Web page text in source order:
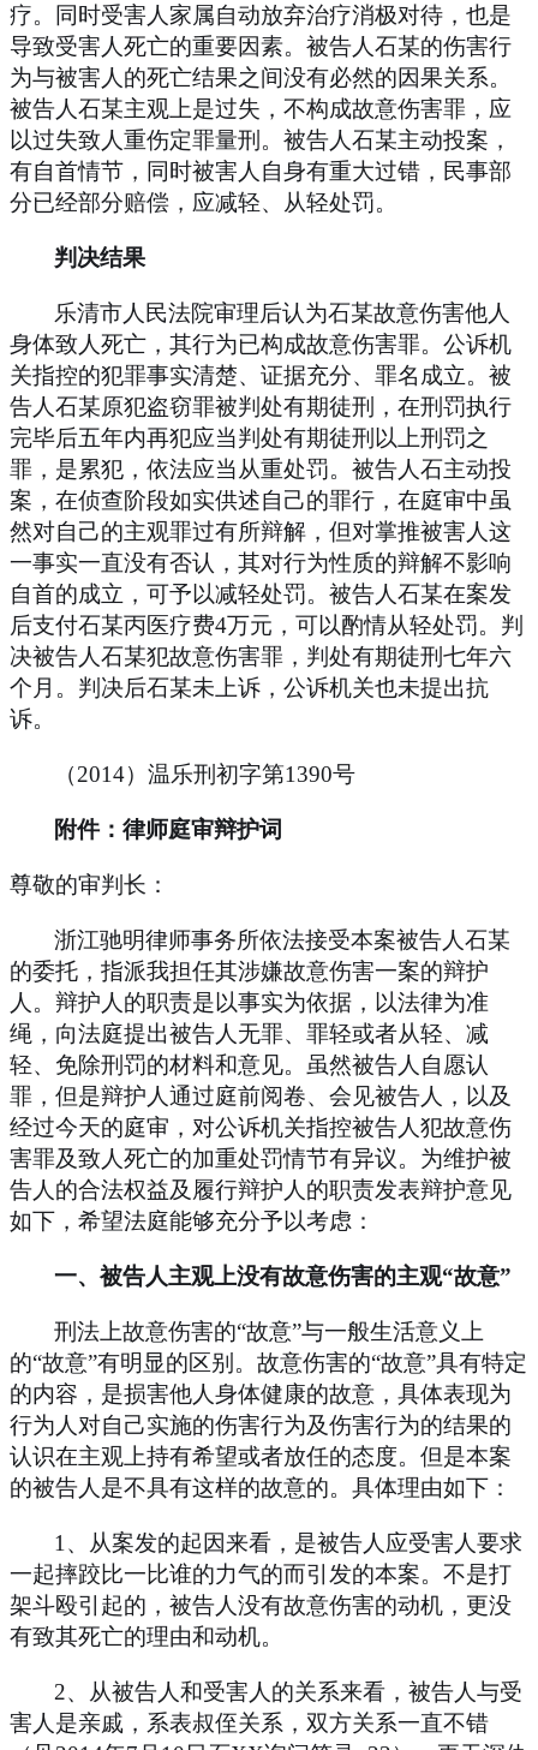
疗。同时受害人家属自动放弃治疗消极对待，也是
导致受害人死亡的重要因素。被告人石某的伤害行
为与被害人的死亡结果之间没有必然的因果关系。
被告人石某主观上是过失，不构成故意伤害罪，应
以过失致人重伤定罪量刑。被告人石某主动投案，
有自首情节，同时被害人自身有重大过错，民事部
分已经部分赔偿，应减轻、从轻处罚。
判决结果
乐清市人民法院审理后认为石某故意伤害他人
身体致人死亡，其行为已构成故意伤害罪。公诉机
关指控的犯罪事实清楚、证据充分、罪名成立。被
告人石某原犯盗窃罪被判处有期徒刑，在刑罚执行
完毕后五年内再犯应当判处有期徒刑以上刑罚之
罪，是累犯，依法应当从重处罚。被告人石主动投
案，在侦查阶段如实供述自己的罪行，在庭审中虽
然对自己的主观罪过有所辩解，但对掌推被害人这
一事实一直没有否认，其对行为性质的辩解不影响
自首的成立，可予以减轻处罚。被告人石某在案发
后支付石某丙医疗费4万元，可以酌情从轻处罚。判
决被告人石某犯故意伤害罪，判处有期徒刑七年六
个月。判决后石某未上诉，公诉机关也未提出抗
诉。
（2014）温乐刑初字第1390号
附件：律师庭审辩护词
尊敬的审判长：
浙江驰明律师事务所依法接受本案被告人石某
的委托，指派我担任其涉嫌故意伤害一案的辩护
人。辩护人的职责是以事实为依据，以法律为准
绳，向法庭提出被告人无罪、罪轻或者从轻、减
轻、免除刑罚的材料和意见。虽然被告人自愿认
罪，但是辩护人通过庭前阅卷、会见被告人，以及
经过今天的庭审，对公诉机关指控被告人犯故意伤
害罪及致人死亡的加重处罚情节有异议。为维护被
告人的合法权益及履行辩护人的职责发表辩护意见
如下，希望法庭能够充分予以考虑：
一、被告人主观上没有故意伤害的主观“故意”
刑法上故意伤害的“故意”与一般生活意义上
的“故意”有明显的区别。故意伤害的“故意”具有特定
的内容，是损害他人身体健康的故意，具体表现为
行为人对自己实施的伤害行为及伤害行为的结果的
认识在主观上持有希望或者放任的态度。但是本案
的被告人是不具有这样的故意的。具体理由如下：
1 、从案发的起因来看，是被告人应受害人要求
一起摔跤比一比谁的力气的而引发的本案。不是打
架斗殴引起的，被告人没有故意伤害的动机，更没
有致其死亡的理由和动机。
2、从被告人和受害人的关系来看，被告人与受
害人是亲戚，系表叔侄关系，双方关系一直不错